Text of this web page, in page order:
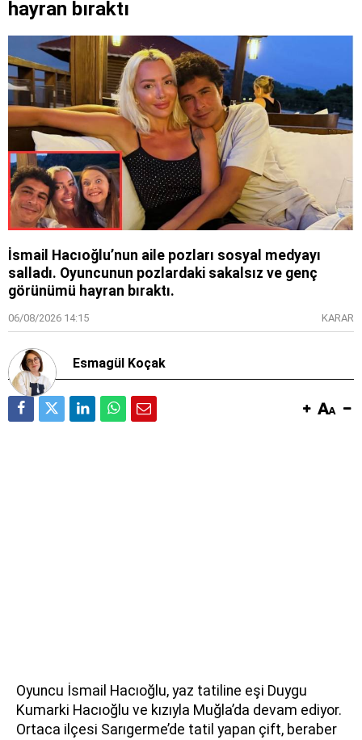
hayran bıraktı
İsmail Hacıoğlu’nun aile pozları sosyal medyayı
salladı. Oyuncunun pozlardaki sakalsız ve genç
görünümü hayran bıraktı.
06/08/2026 14:15 KARAR
Esmagül Koçak
Oyuncu İsmail Hacıoğlu, yaz tatiline eşi Duygu
Kumarki Hacıoğlu ve kızıyla Muğla’da devam ediyor.
Ortaca ilçesi Sarıgerme’de tatil yapan çift, beraber